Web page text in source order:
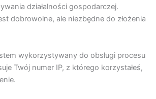
działalności gospodarczej.
dobrowolne, ale niezbędne do złożenia
wykorzystywany do obsługi procesu
Twój numer IP, z którego korzystałeś,